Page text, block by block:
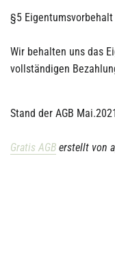
§5 Eigentumsvorbehalt
Wir behalten uns das
vollständigen
Stand der AGB Mai.2021
Gratis AGB erstellt von